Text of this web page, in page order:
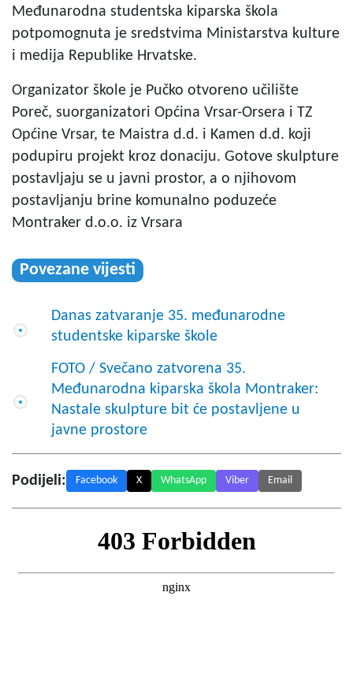
Međunarodna studentska kiparska škola
potpomognuta je sredstvima Ministarstva kulture
i medija Republike Hrvatske.
Organizator škole je Pučko otvoreno učilište
Poreč, suorganizatori Općina Vrsar-Orsera i TZ
Općine Vrsar, te Maistra d.d. i Kamen d.d. koji
podupiru projekt kroz donaciju. Gotove skulpture
postavljaju se u javni prostor, a o njihovom
postavljanju brine komunalno poduzeće
Montraker d.o.o. iz Vrsara
Povezane vijesti
Danas zatvaranje 35. međunarodne
studentske kiparske škole
FOTO / Svečano zatvorena 35.
Međunarodna kiparska škola Montraker:
Nastale skulpture bit će postavljene u
javne prostore
Podijeli: Facebook X WhatsApp Viber Email